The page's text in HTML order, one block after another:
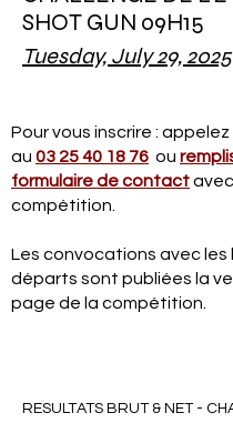
SHOT GUN 09H15
Tuesday, July 29, 2025
Pour vous inscrire :
au 03 25 40 18 76 ou
formulaire de contact
compétition.
Les convocations avec les
départs sont publiées la
page de la compétition.
RESULTATS BRUT & NET -